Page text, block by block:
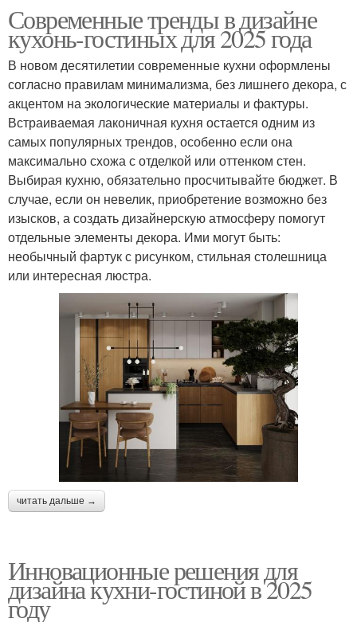
Современные тренды в дизайне
кухонь-гостиных для 2025 года
В новом десятилетии современные кухни оформлены
согласно правилам минимализма, без лишнего декора, с
акцентом на экологические материалы и фактуры.
Встраиваемая лаконичная кухня остается одним из
самых популярных трендов, особенно если она
максимально схожа с отделкой или оттенком стен.
Выбирая кухню, обязательно просчитывайте бюджет. В
случае, если он невелик, приобретение возможно без
изысков, а создать дизайнерскую атмосферу помогут
отдельные элементы декора. Ими могут быть:
необычный фартук с рисунком, стильная столешница
или интересная люстра.
читать дальше →
Инновационные решения для
дизайна кухни-гостиной в 2025
году